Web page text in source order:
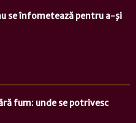
se înfometează pentru a-şi
fum: unde se potrivesc